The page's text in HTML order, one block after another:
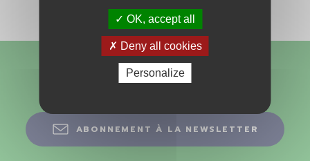
Nous suivre
ABONNEMENT À LA NEWSLETTER
OK, accept all
Deny all cookies
Personalize